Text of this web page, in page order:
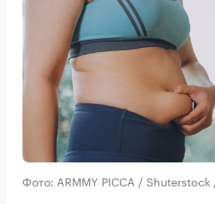
Фото: ARMMY PICCA / Shuterstock